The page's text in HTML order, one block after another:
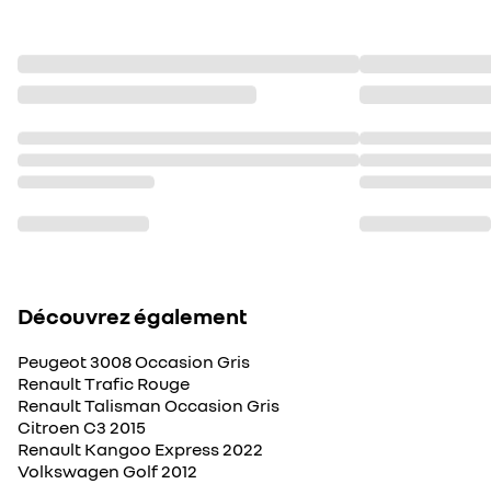
Découvrez également
Peugeot 3008 Occasion Gris
Renault Trafic Rouge
Renault Talisman Occasion Gris
Citroen C3 2015
Renault Kangoo Express 2022
Volkswagen Golf 2012